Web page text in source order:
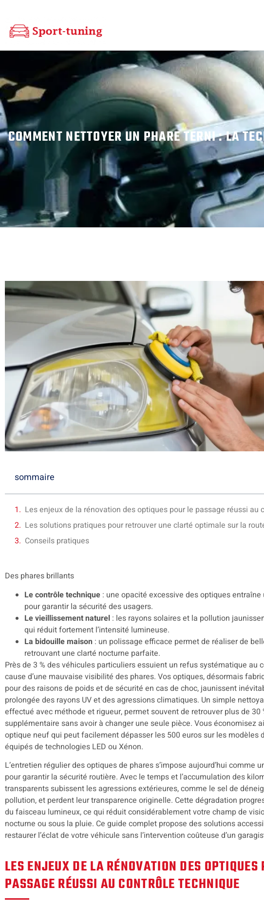
COMMENT NETTOYER UN PHARE TERNI : LA
sommaire
Les enjeux de la rénovation des optiques pour le passage réussi au
Les solutions pratiques pour retrouver une clarté optimale sur la
Conseils pratiques
Des phares brillants
Le contrôle technique : une opacité excessive des optiques
pour garantir la sécurité des usagers.
Le vieillissement naturel : les rayons solaires et la pollution
qui réduit fortement l’intensité lumineuse.
La bidouille maison : un polissage efficace permet de réaliser de
retrouvant une clarté nocturne parfaite.
Près de 3 % des véhicules particuliers essuient un refus systématique au
cause d’une mauvaise visibilité des phares. Vos optiques, désormais
pour des raisons de poids et de sécurité en cas de choc, jaunissent
prolongée des rayons UV et des agressions climatiques. Un simple
effectué avec méthode et rigueur, permet souvent de retrouver plus de 30
supplémentaire sans avoir à changer une seule pièce. Vous économisez
optique neuf qui peut facilement dépasser les 500 euros sur les modèles
équipés de technologies LED ou Xénon.
L’entretien régulier des optiques de phares s’impose aujourd’hui comme
pour garantir la sécurité routière. Avec le temps et l’accumulation des
transparents subissent les agressions extérieures, comme le sel de
pollution, et perdent leur transparence originelle. Cette dégradation
du faisceau lumineux, ce qui réduit considérablement votre champ de
nocturne ou sous la pluie. Ce guide complet propose des solutions
restaurer l’éclat de votre véhicule sans l’intervention coûteuse d’un
LES ENJEUX DE LA RÉNOVATION DES OPTIQUES
PASSAGE RÉUSSI AU CONTRÔLE TECHNIQUE